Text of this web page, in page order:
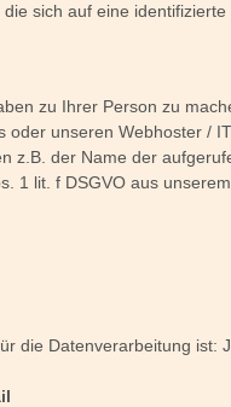
sich auf eine
zu Ihrer Person zu
unseren Webhoster /
z.B. der Name der
1 lit. f DSGVO aus
die Datenverarbeitung ist: